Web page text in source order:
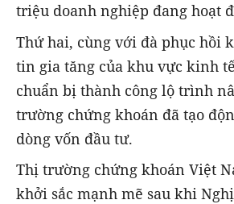
triệu doanh nghiệp đang hoạt
Thứ hai, cùng với đà phục hồi
tin gia tăng của khu vực kinh
chuẩn bị thành công lộ trình
trường chứng khoán đã tạo
dòng vốn đầu tư.
Thị trường chứng khoán Việt
khởi sắc mạnh mẽ sau khi